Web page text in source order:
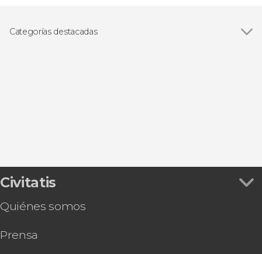
Categorías destacadas
Civitatis
Quiénes somos
Prensa